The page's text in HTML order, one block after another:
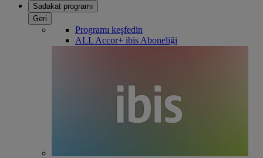
Sadakat programı
Geri
Programı keşfedin
ALL Accor+ ibis Aboneliği